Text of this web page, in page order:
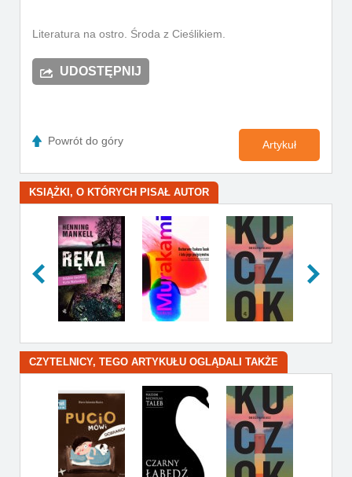
Literatura na ostro. Środa z Cieślikiem.
UDOSTĘPNIJ
Powrót do góry Artykuł
KSIĄŻKI, O KTÓRYCH PISAŁ AUTOR
CZYTELNICY, TEGO ARTYKUŁU OGLĄDALI TAKŻE